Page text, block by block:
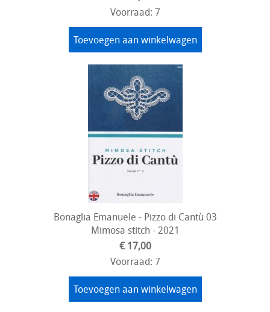
Voorraad: 7
Toevoegen aan winkelwagen
Bonaglia Emanuele - Pizzo di Cantù 03
Mimosa stitch - 2021
€ 17,00
Voorraad: 7
Toevoegen aan winkelwagen